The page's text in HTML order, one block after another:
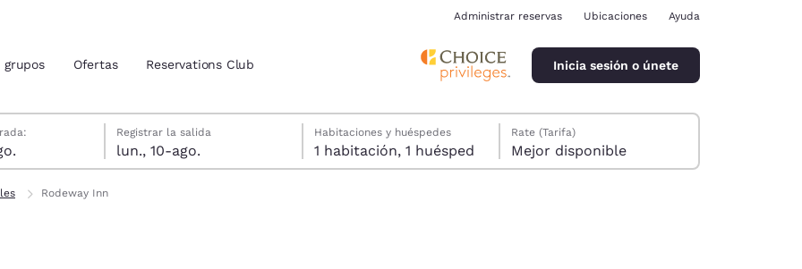
actuales
Administrar reservas Ubicaciones Ayuda
grupos Ofertas Reservations Club Inicia sesión o únete
Registrar la salida
lun., 10-ago.
fecha de check-out seleccionada
fecha de check-in seleccionada
Habitaciones y huéspedes
1 habitación, 1 huésped
Rate (Tarifa)
Mejor disponible
Rodeway Inn